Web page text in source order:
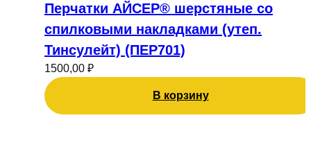
Перчатки АЙСЕР® шерстяные со
спилковыми накладками (утеп.
Тинсулейт) (ПЕР701)
1500,00 ₽
В корзину